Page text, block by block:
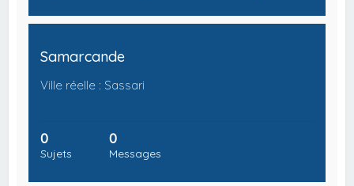
Samarcande
Ville réelle : Sassari
0
Sujets
0
Messages